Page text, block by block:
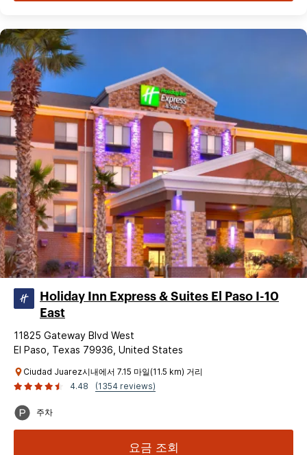
Holiday Inn Express & Suites El Paso I-10
East
11825 Gateway Blvd West
El Paso, Texas 79936, United States
Ciudad Juarez시내에서 7.15 마일(11.5 km) 거리
4.48
(1354 reviews)
주차
요금 조회